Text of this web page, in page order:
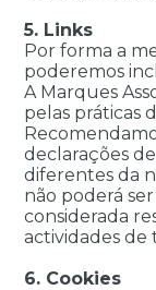
5. Links
Por forma a
poderemos
A Marques
pelas práticas
declarações
diferentes da
não poderá
considerada
actividades de
6. Cookies